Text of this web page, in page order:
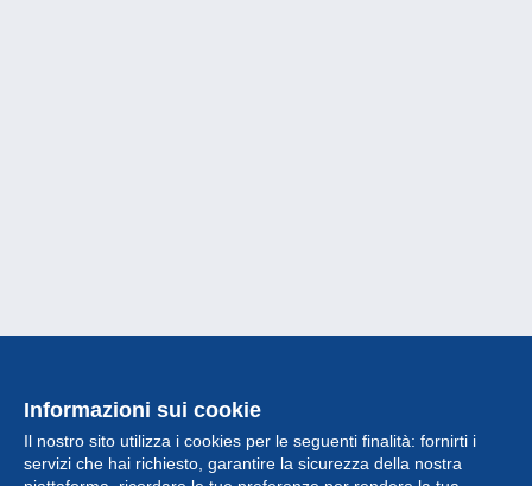
Informazioni sui cookie
Il nostro sito utilizza i cookies per le seguenti finalità: fornirti i
servizi che hai richiesto, garantire la sicurezza della nostra